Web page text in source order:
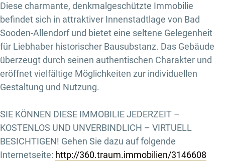
Diese charmante, denkmalgeschützte Immobilie
befindet sich in attraktiver Innenstadtlage von Bad
Sooden-Allendorf und bietet eine seltene Gelegenheit
für Liebhaber historischer Bausubstanz. Das Gebäude
überzeugt durch seinen authentischen Charakter und
eröffnet vielfältige Möglichkeiten zur individuellen
Gestaltung und Nutzung.
SIE KÖNNEN DIESE IMMOBILIE JEDERZEIT –
KOSTENLOS UND UNVERBINDLICH – VIRTUELL
BESICHTIGEN! Gehen Sie dazu auf folgende
Internetseite: http://360.traum.immobilien/3146608